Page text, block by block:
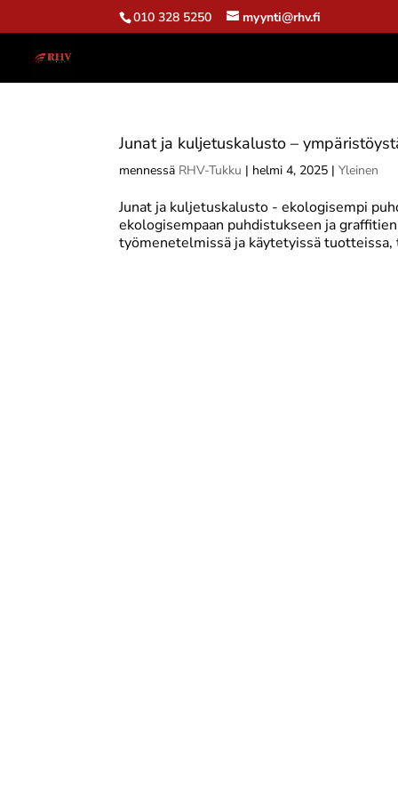
010 328 5250 myynti@rhv.fi
Junat ja kuljetuskalusto –
mennessä RHV-Tukku | helmi 4, 2025 |Yleinen
Junat ja kuljetuskalusto - ekologisempi
ekologisempaan puhdistukseen ja
työmenetelmissä ja käytetyissä tuotteissa,